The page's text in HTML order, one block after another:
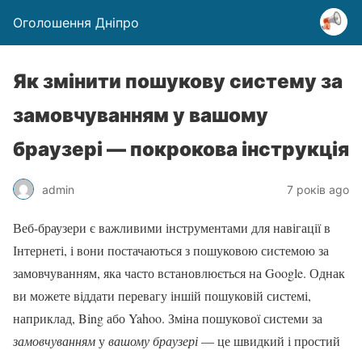
Оголошення Дніпро
Як змінити пошукову систему за
замовчуванням у вашому
браузері — покрокова інструкція
admin 7 років ago
Веб-браузери є важливими інструментами для навігації в
Інтернеті, і вони постачаються з пошуковою системою за
замовчуванням, яка часто встановлюється на Google. Однак
ви можете віддати перевагу іншій пошуковій системі,
наприклад, Bing або Yahoo. Зміна пошукової системи за
замовчуваннямувашому браузері— це швидкий і простий